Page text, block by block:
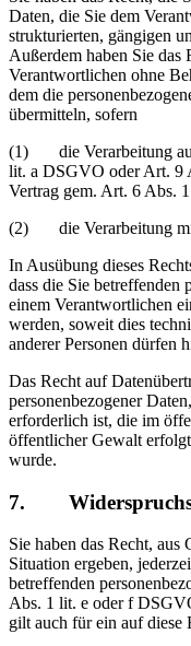
Daten, die Sie dem
strukturierten, gängigen
Außerdem haben Sie das
Verantwortlichen ohne
dem die
übermitteln, sofern
(1) die Verarbeitung
lit. a DSGVO oder Art. 9
Vertrag gem. Art. 6 Abs.
(2) die Verarbeitung
In Ausübung dieses
dass die Sie betreffenden
einem Verantwortlichen
werden, soweit dies
anderer Personen dürfen
Das Recht auf
personenbezogener
erforderlich ist, die im
öffentlicher Gewalt
wurde.
7.
Sie haben das Recht, aus
Situation ergeben,
betreffenden
Abs. 1 lit. e oder f
gilt auch für ein auf diese